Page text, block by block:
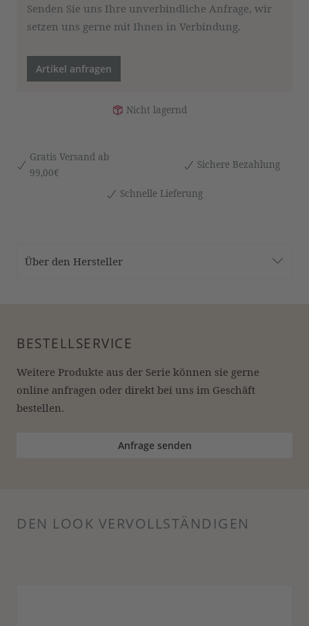
Senden Sie uns Ihre unverbindliche Anfrage, wir
setzen uns gerne mit Ihnen in Verbindung.
Artikel anfragen
Nicht lagernd
Gratis Versand ab
99,00€
Sichere Bezahlung
Schnelle Lieferung
Über den Hersteller
BESTELLSERVICE
Weitere Produkte aus der Serie können sie gerne
online anfragen oder direkt bei uns im Geschäft
bestellen.
Anfrage senden
DEN LOOK VERVOLLSTÄNDIGEN